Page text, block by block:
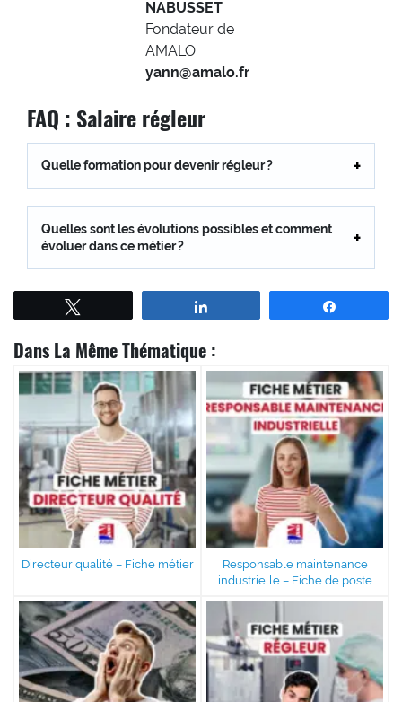
NABUSSET
Fondateur de
AMALO
yann@amalo.fr
FAQ : Salaire régleur
Quelle formation pour devenir régleur ?
Quelles sont les évolutions possibles et comment
évoluer dans ce métier ?
Dans La Même Thématique :
Directeur qualité – Fiche métier
Responsable maintenance
industrielle – Fiche de poste